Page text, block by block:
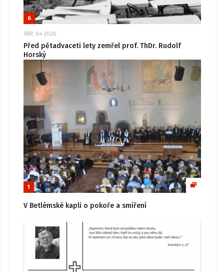
6
SRP, 04 2026
Před pětadvaceti lety zemřel prof. ThDr. Rudolf
Horský
1
V Betlémské kapli o pokoře a smíření